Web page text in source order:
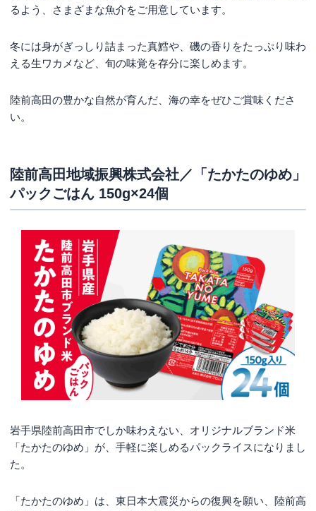
るよう、さまざまな魚介をご用意しています。
冬には身がぎっしり詰まった真鱈や、磯の香りをたっぷり味わ
える生ワカメなど、旬の味覚を存分に楽しめます。
陸前高田の豊かな自然が育んだ、海の幸をぜひご賞味くださ
い。
陸前高田地域振興株式会社／「たかたのゆめ」
パックごはん 150g×24個
岩手県陸前高田市でしか味わえない、オリジナルブランド米
「たかたのゆめ」が、手軽に楽しめるパックライスになりまし
た。
「たかたのゆめ」は、東日本大震災からの復興を願い、陸前高